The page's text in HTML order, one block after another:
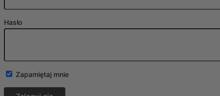
Hasło
Zapamiętaj mnie